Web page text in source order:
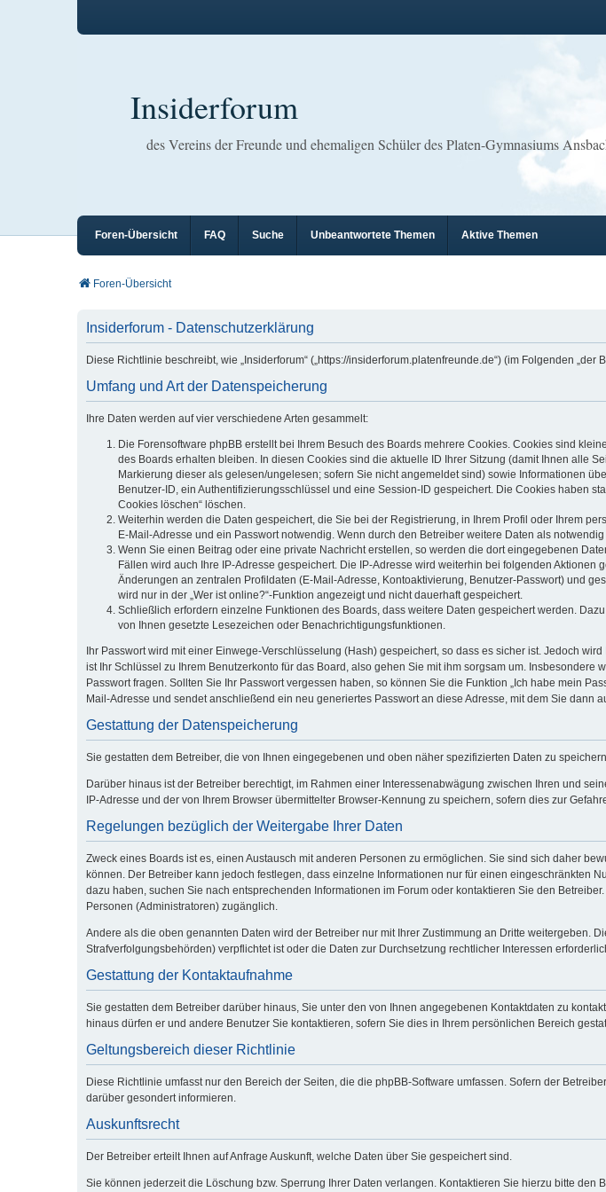
Insiderforum
des Vereins der Freunde und ehemaligen Schüler des Platen-Gymnasiums
Foren-Übersicht FAQ Suche Unbeantwortete Themen Aktive Themen
Foren-Übersicht
Insiderforum - Datenschutzerklärung
Diese Richtlinie beschreibt, wie „Insiderforum“ („https://insiderforum.platenfreunde.de“) (im Folgenden
Umfang und Art der Datenspeicherung
Ihre Daten werden auf vier verschiedene Arten gesammelt:
Die Forensoftware phpBB erstellt bei Ihrem Besuch des Boards mehrere Cookies. Cookies sind
des Boards erhalten bleiben. In diesen Cookies sind die aktuelle ID Ihrer Sitzung (damit Ihnen alle
Markierung dieser als gelesen/ungelesen; sofern Sie nicht angemeldet sind) sowie Informationen
Benutzer-ID, ein Authentifizierungsschlüssel und eine Session-ID gespeichert. Die Cookies haben
Cookies löschen“ löschen.
Weiterhin werden die Daten gespeichert, die Sie bei der Registrierung, in Ihrem Profil oder Ihrem
E-Mail-Adresse und ein Passwort notwendig. Wenn durch den Betreiber weitere Daten als
Wenn Sie einen Beitrag oder eine private Nachricht erstellen, so werden die dort eingegebenen
Fällen wird auch Ihre IP-Adresse gespeichert. Die IP-Adresse wird weiterhin bei folgenden
Änderungen an zentralen Profildaten (E-Mail-Adresse, Kontoaktivierung, Benutzer-Passwort) und
wird nur in der „Wer ist online?“-Funktion angezeigt und nicht dauerhaft gespeichert.
Schließlich erfordern einzelne Funktionen des Boards, dass weitere Daten gespeichert werden.
von Ihnen gesetzte Lesezeichen oder Benachrichtigungsfunktionen.
Ihr Passwort wird mit einer Einwege-Verschlüsselung (Hash) gespeichert, so dass es sicher ist. Jedoch
ist Ihr Schlüssel zu Ihrem Benutzerkonto für das Board, also gehen Sie mit ihm sorgsam um.
Passwort fragen. Sollten Sie Ihr Passwort vergessen haben, so können Sie die Funktion „Ich habe mein
Mail-Adresse und sendet anschließend ein neu generiertes Passwort an diese Adresse, mit dem Sie dann
Gestattung der Datenspeicherung
Sie gestatten dem Betreiber, die von Ihnen eingegebenen und oben näher spezifizierten Daten zu
Darüber hinaus ist der Betreiber berechtigt, im Rahmen einer Interessenabwägung zwischen Ihren und
IP-Adresse und der von Ihrem Browser übermittelter Browser-Kennung zu speichern, sofern dies zur
Regelungen bezüglich der Weitergabe Ihrer Daten
Zweck eines Boards ist es, einen Austausch mit anderen Personen zu ermöglichen. Sie sind sich daher
können. Der Betreiber kann jedoch festlegen, dass einzelne Informationen nur für einen eingeschränkten
dazu haben, suchen Sie nach entsprechenden Informationen im Forum oder kontaktieren Sie den
Personen (Administratoren) zugänglich.
Andere als die oben genannten Daten wird der Betreiber nur mit Ihrer Zustimmung an Dritte weitergeben.
Strafverfolgungsbehörden) verpflichtet ist oder die Daten zur Durchsetzung rechtlicher Interessen
Gestattung der Kontaktaufnahme
Sie gestatten dem Betreiber darüber hinaus, Sie unter den von Ihnen angegebenen Kontaktdaten zu
hinaus dürfen er und andere Benutzer Sie kontaktieren, sofern Sie dies in Ihrem persönlichen Bereich
Geltungsbereich dieser Richtlinie
Diese Richtlinie umfasst nur den Bereich der Seiten, die die phpBB-Software umfassen. Sofern der
darüber gesondert informieren.
Auskunftsrecht
Der Betreiber erteilt Ihnen auf Anfrage Auskunft, welche Daten über Sie gespeichert sind.
Sie können jederzeit die Löschung bzw. Sperrung Ihrer Daten verlangen. Kontaktieren Sie hierzu bitte den